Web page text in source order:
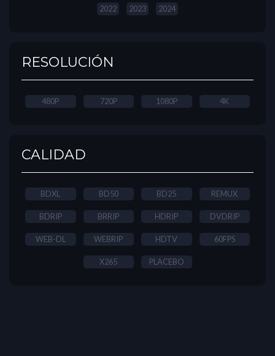
2022 2023 2024
RESOLUCIÓN
480P 720P 1080P 4K
CALIDAD
BDXL BD50 BD25 REMUX
BDRIP BRRIP HDRIP DVDRIP
WEB-DL WEBRIP HDTV 60FPS
X265 PLACEBO